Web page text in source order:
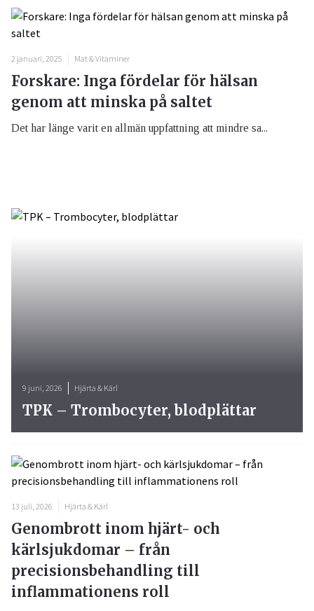
2 januari, 2025 Mat & Vitaminer
Forskare: Inga fördelar för hälsan
genom att minska på saltet
Det har länge varit en allmän uppfattning att mindre sa...
13 juli, 2026 Hjärta & Kärl
Genombrott inom hjärt- och
kärlsjukdomar – från
precisionsbehandling till
inflammationens roll
9 juni, 2026 Hjärta & Kärl
TPK – Trombocyter, blodplättar